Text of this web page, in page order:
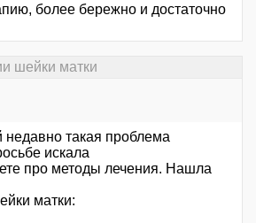
более бережно и достаточно
шейки матки
недавно такая проблема
искала
про методы лечения. Нашла
матки: